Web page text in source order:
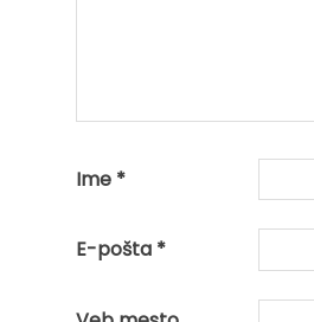
Ime *
E-pošta *